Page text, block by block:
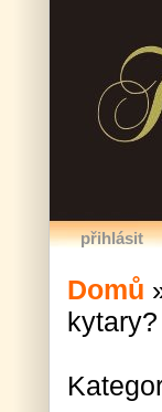
přihlásit
Domů